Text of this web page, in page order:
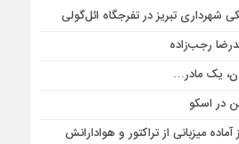
شهرداری تبریز در تفرجگاه ائل‌گولی
رجب‌زاده
یک مادر…
در اسکو
آماده میزبانی از تراکتور و هوادارانش